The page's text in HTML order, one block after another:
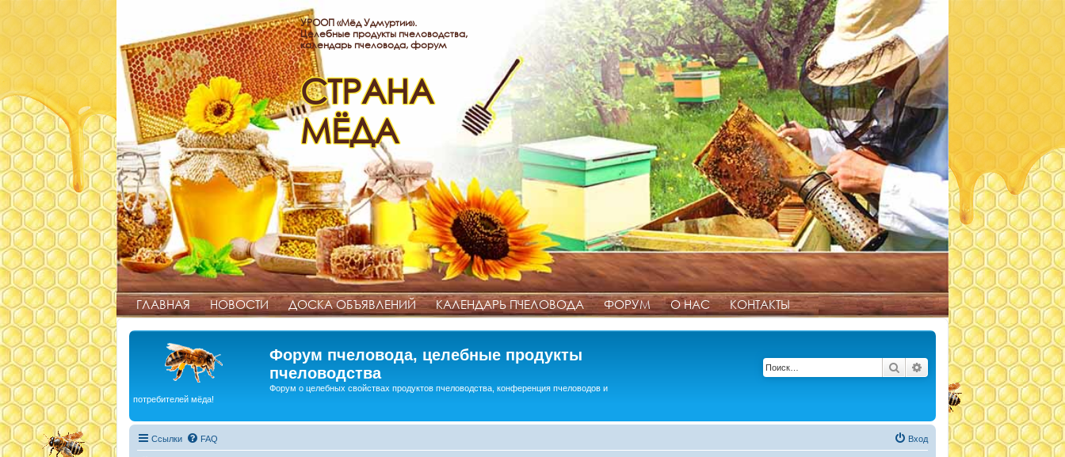
УРООП «Мёд Удмуртии».
Целебные продукты пчеловодства,
календарь пчеловода, форум
СТРАНА
МЁДА
ГЛАВНАЯ НОВОСТИ ДОСКА ОБЪЯВЛЕНИЙ КАЛЕНДАРЬ ПЧЕЛОВОДА ФОРУМ О НАС КОНТАКТЫ
Форум пчеловода, целебные продукты
пчеловодства
Форум о целебных свойствах продуктов пчеловодства, конференция пчеловодов и
потребителей мёда!
Поиск Расширенный поиск
Ссылки FAQ Вход